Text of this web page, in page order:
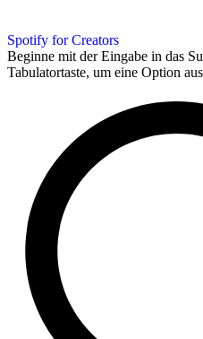
Spotify for Creators
Beginne mit der Eingabe in das
Tabulatortaste, um eine Option